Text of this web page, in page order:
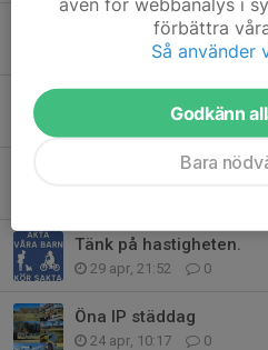
After movie - Öna SK-
16 maj, 20:34 1
0
Stötta våra
Tänk på hastigheten.
29 apr, 21:52 0
Öna IP städdag
24 apr, 10:17 0
förbättra
Så använder
Godkänn
Bara